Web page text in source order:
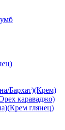
Бархат)(Крем)
караваджо)
глянец)